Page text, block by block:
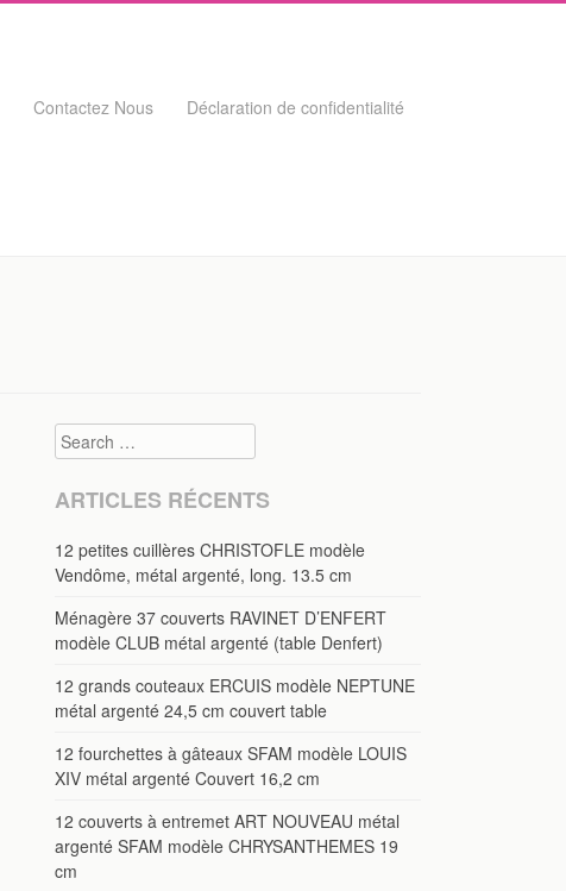
Contactez Nous Déclaration de confidentialité
Search
ARTICLES RÉCENTS
12 petites cuillères CHRISTOFLE modèle
Vendôme, métal argenté, long. 13.5 cm
Ménagère 37 couverts RAVINET D’ENFERT
modèle CLUB métal argenté (table Denfert)
12 grands couteaux ERCUIS modèle NEPTUNE
métal argenté 24,5 cm couvert table
12 fourchettes à gâteaux SFAM modèle LOUIS
XIV métal argenté Couvert 16,2 cm
12 couverts à entremet ART NOUVEAU métal
argenté SFAM modèle CHRYSANTHEMES 19
cm